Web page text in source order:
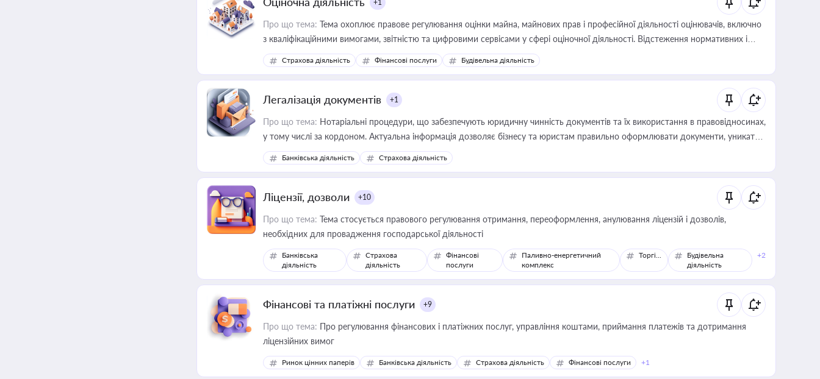
+1
Про що тема: Тема охоплює правове регулювання оцінки майна, майнових прав і професійної діяльності оцінювачів, включно
з кваліфікаційними вимогами, звітністю та цифровими сервісами у сфері оціночної діяльності. Відстеження нормативних і
медійних змін у цій сфері корисне для власника бізнесу, керівника, юриста або бухгалтера під час оподаткування,
приватизації, оренди державного майна, корпоративних угод і перевірки статусу суб'єктів оціночної діяльності
Страхова діяльність Фінансові послуги Будівельна діяльність
Легалізація документів +1
Про що тема: Нотаріальні процедури, що забезпечують юридичну чинність документів та їх використання в правовідносинах,
у тому числі за кордоном. Актуальна інформація дозволяє бізнесу та юристам правильно оформлювати документи, уникати
ризиків недійсності та забезпечувати їх належне прийняття органами влади та контрагентами
Банківська діяльність Страхова діяльність
Ліцензії, дозволи +10
Про що тема: Тема стосується правового регулювання отримання, переоформлення, анулювання ліцензій і дозволів,
необхідних для провадження господарської діяльності
Банківська
діяльність
Страхова
діяльність
Фінансові
послуги
Паливно-енергетичний
комплекс
Торгівля
Будівельна
діяльність
+2
Фінансові та платіжні послуги +9
Про що тема: Про регулювання фінансових і платіжних послуг, управління коштами, приймання платежів та дотримання
ліцензійних вимог
Ринок цінних паперів Банківська діяльність Страхова діяльність Фінансові послуги +1